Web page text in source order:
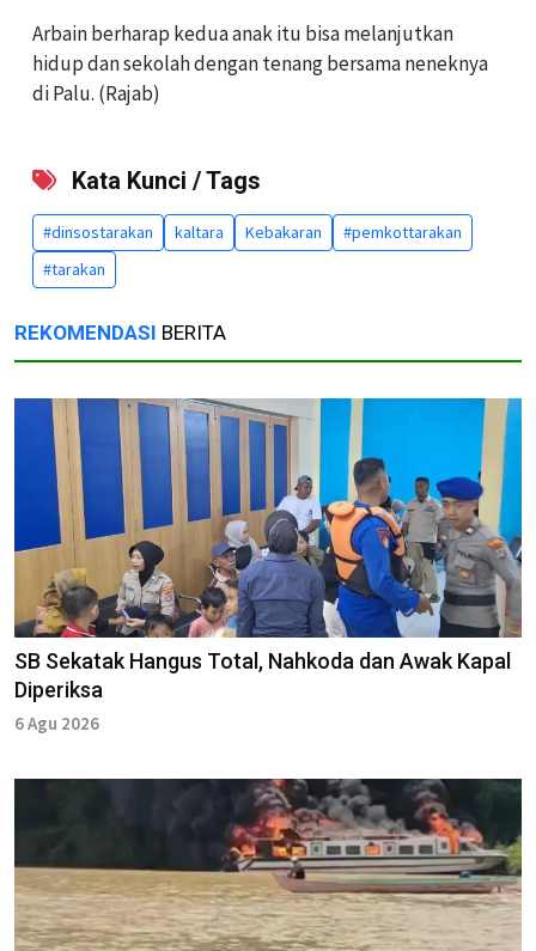
Arbain berharap kedua anak itu bisa melanjutkan
hidup dan sekolah dengan tenang bersama neneknya
di Palu. (Rajab)
Kata Kunci / Tags
#dinsostarakan kaltara Kebakaran
#pemkottarakan
#tarakan
REKOMENDASI BERITA
SB Sekatak Hangus Total, Nahkoda dan Awak Kapal
Diperiksa
6 Agu 2026